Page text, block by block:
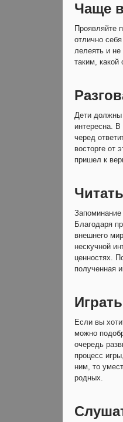
Чаще
Проявляйте
отлично
лелеять и не
таким,
Дети должны
интересна. В
черед
восторге от
пришел к
Благодаря
внешнего
нескучной
ценностях.
полученная
Если вы
можно
очередь
процесс
ним, то
родных.